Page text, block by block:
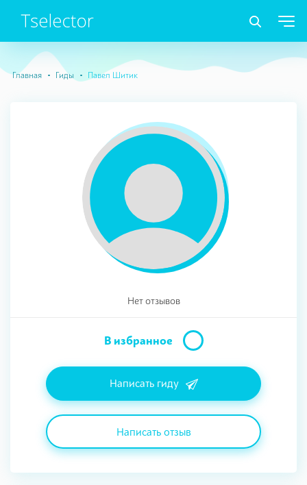
Главная Гиды Павел Шитик
Нет отзывов
В избранное
Написать гиду
Написать отзыв